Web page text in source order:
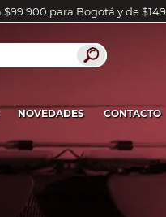
para Bogotá y de
NOVEDADES CONTACTO